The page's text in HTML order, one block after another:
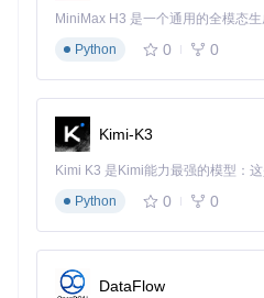
gento CacheBuster 遵循其
acheBuster 结合使用，可以
验。
Python
0 0
Kimi-K3
Python
0 0
DataFlow